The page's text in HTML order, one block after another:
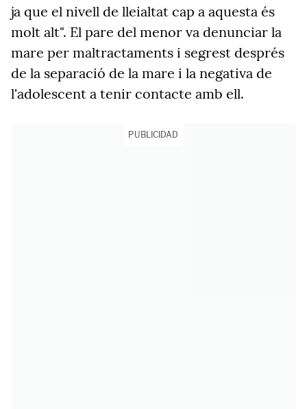
ja que el nivell de lleialtat cap a aquesta és
molt alt". El pare del menor va denunciar la
mare per maltractaments i segrest després
de la separació de la mare i la negativa de
l'adolescent a tenir contacte amb ell.
PUBLICIDAD